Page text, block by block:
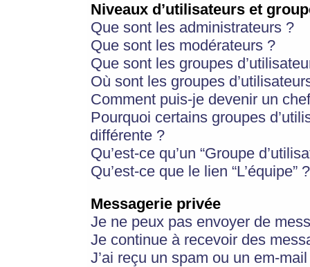
Niveaux d’utilisateurs et
Que sont les administrateurs ?
Que sont les modérateurs ?
Que sont les groupes
Où sont les groupes
Comment puis-je devenir un
Pourquoi certains groupes
différente ?
Qu’est-ce qu’un “Groupe
Qu’est-ce que le lien “L’équipe” ?
Messagerie privée
Je ne peux pas envoyer de
Je continue à recevoir des
J’ai reçu un spam ou un em-